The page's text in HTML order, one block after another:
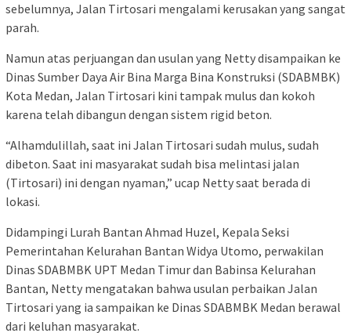
sebelumnya, Jalan Tirtosari mengalami kerusakan yang sangat
parah.
Namun atas perjuangan dan usulan yang Netty disampaikan ke
Dinas Sumber Daya Air Bina Marga Bina Konstruksi (SDABMBK)
Kota Medan, Jalan Tirtosari kini tampak mulus dan kokoh
karena telah dibangun dengan sistem rigid beton.
“Alhamdulillah, saat ini Jalan Tirtosari sudah mulus, sudah
dibeton. Saat ini masyarakat sudah bisa melintasi jalan
(Tirtosari) ini dengan nyaman,” ucap Netty saat berada di
lokasi.
Didampingi Lurah Bantan Ahmad Huzel, Kepala Seksi
Pemerintahan Kelurahan Bantan Widya Utomo, perwakilan
Dinas SDABMBK UPT Medan Timur dan Babinsa Kelurahan
Bantan, Netty mengatakan bahwa usulan perbaikan Jalan
Tirtosari yang ia sampaikan ke Dinas SDABMBK Medan berawal
dari keluhan masyarakat.